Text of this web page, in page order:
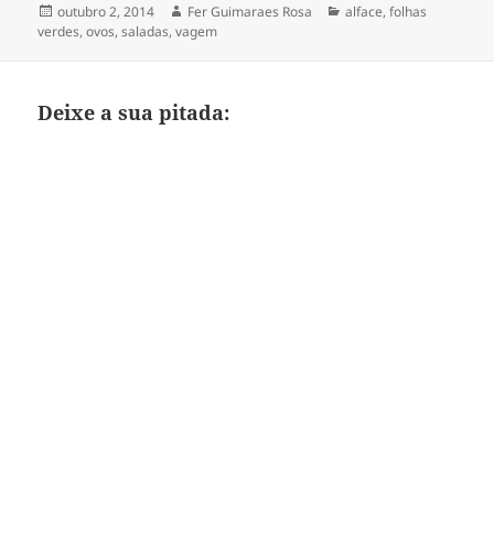
Publicado
em
outubro 2, 2014 Autor
Fer Guimaraes Rosa Categorias
alface,folhas
verdes,ovos,saladas,vagem
Deixe a sua pitada: